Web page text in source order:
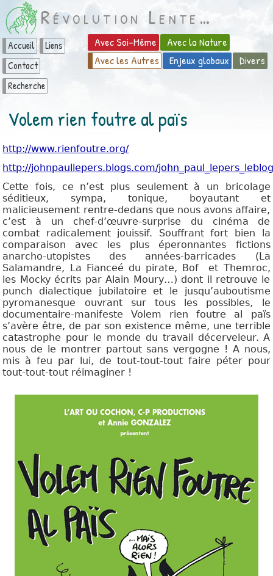
Révolution Lente…
Accueil
Liens
Contact
Recherche
Avec Soi-Même
Avec la Nature
Avec les Autres
Enjeux globaux Divers
Volem rien foutre al païs
http://www.rienfoutre.org/
http://johnpaullepers.blogs.com/
Cette fois, ce n’est plus seulement à un bricolage
séditieux, sympa, tonique, boyautant et
malicieusement rentre-dedans que nous avons affaire,
c’est à un chef-d’œuvre-surprise du cinéma de
combat radicalement jouissif. Souffrant fort bien la
comparaison avec les plus éperonnantes fictions
anarcho-utopistes des années-barricades (La
Salamandre, La Fianceé du pirate, Bof et Themroc,
les Mocky écrits par Alain Moury…) dont il retrouve le
punch dialectique jubilatoire et le jusqu’auboutisme
pyromanesque ouvrant sur tous les possibles, le
documentaire-manifeste Volem rien foutre al païs
s’avère être, de par son existence même, une terrible
catastrophe pour le monde du travail décerveleur. A
nous de le montrer partout sans vergogne ! A nous,
mis à feu par lui, de tout-tout-tout faire péter pour
tout-tout-tout réimaginer !